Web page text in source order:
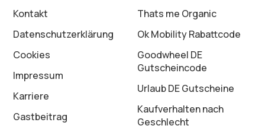
Kontakt
Datenschutz­erklärung
Cookies
Impressum
Karriere
Gastbeitrag
Thats me Organic
Ok Mobility Rabattcode
Goodwheel DE
Gutscheincode
Urlaub DE Gutscheine
Kaufverhalten nach
Geschlecht